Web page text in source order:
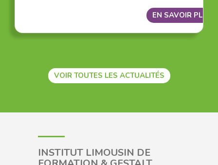
EN SAVOIR PLUS
VOIR TOUTES LES ACTUALITÉS
INSTITUT LIMOUSIN DE